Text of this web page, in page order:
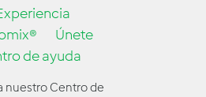
Únete
de ayuda
nuestro Centro de